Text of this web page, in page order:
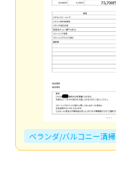
ベランダ/バルコニー清掃